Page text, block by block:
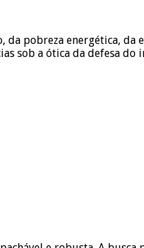
da pobreza energética, da
sob a ótica da defesa